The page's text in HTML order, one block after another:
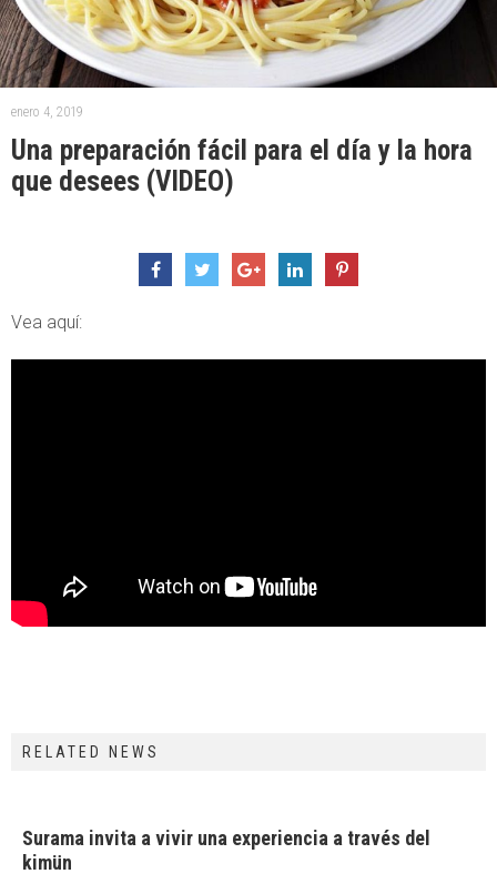
enero 4, 2019
Una preparación fácil para el día y la hora
que desees (VIDEO)
Vea aquí:
RELATED NEWS
Surama invita a vivir una experiencia a través del
kimün